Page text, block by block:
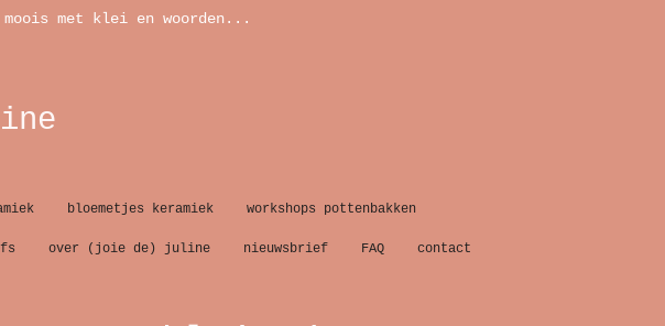
moois met klei en woorden...
bloemetjes keramiek workshops pottenbakken
over (joie de) juline nieuwsbrief FAQ contact